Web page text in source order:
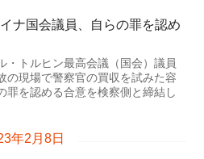
ナ国会議員、自らの罪を認め
・トルヒン最高会議（国会）議員
の現場で警察官の買収を試みた容
罪を認める合意を検察側と締結し
年2月8日